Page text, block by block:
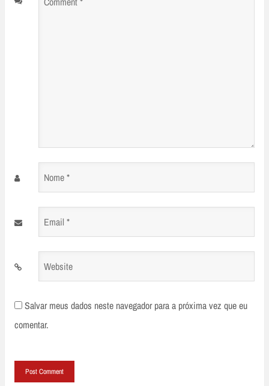
Nome
Email
Website
Salvar meus dados neste navegador para a próxima vez que eu
comentar.